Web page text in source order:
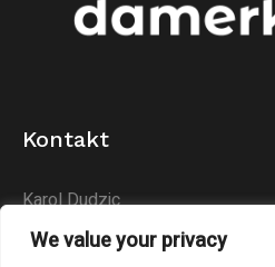
We value your privacy
Kontakt
Karol Dudzic
Huta Podłysica 24B
26-004 Bieliny